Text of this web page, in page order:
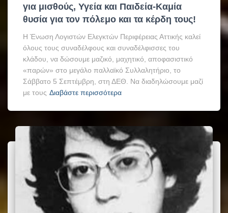
για μισθούς, Υγεία και Παιδεία-Καμία
θυσία για τον πόλεμο και τα κέρδη τους!
Η Ένωση Λογιστών Ελεγκτών Περιφέρειας Αττικής καλεί
όλους τους συναδέλφους και συναδέλφισσες του
κλάδου, να δώσουμε μαζικό, μαχητικό, αποφασιστικό
«παρών» στο μεγάλο παλλαϊκό Συλλαλητήριο, το
Σάββατο 5 Σεπτέμβρη, στη ΔΕΘ. Να διαδηλώσουμε μαζί
με τους Διαβάστε περισσότερα